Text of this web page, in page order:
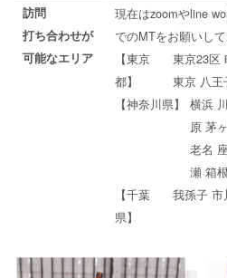
訪問
打ち合わせが
可能なエリア
現在はzoomやline
でのMTをお願いして
【東京
都】
東京23区
東京 八
【神奈川県】
横浜
原 茅
老名
瀬 箱
【千葉
県】
我孫子